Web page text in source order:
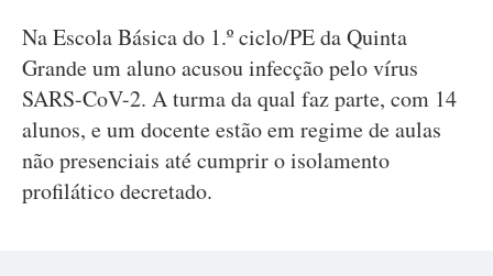
Na Escola Básica do 1.º ciclo/PE da Quinta
Grande um aluno acusou infecção pelo vírus
SARS-CoV-2. A turma da qual faz parte, com 14
alunos, e um docente estão em regime de aulas
não presenciais até cumprir o isolamento
profilático decretado.